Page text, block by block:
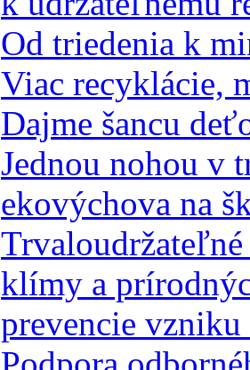
Od triedenia k
Viac recyklácie,
Dajme šancu
Jednou nohou v
ekovýchova na
klímy a
prevencie vzniku